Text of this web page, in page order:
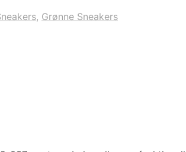
, Grønne Sneakers